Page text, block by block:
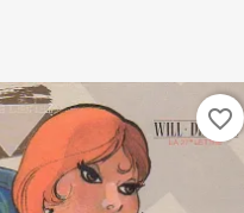
favorite_border